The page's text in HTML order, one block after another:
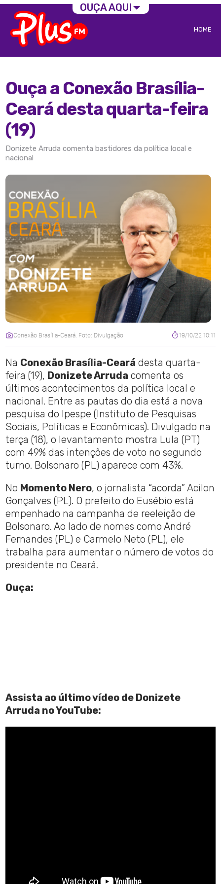
HOME
Ouça a Conexão Brasília-
Ceará desta quarta-feira
(19)
Donizete Arruda comenta bastidores da política local e
nacional
Conexão Brasília-Ceará. Foto: Divulgação 19/10/22 10:11
Na Conexão Brasília-Ceará desta quarta-
feira (19), Donizete Arruda comenta os
últimos acontecimentos da política local e
nacional. Entre as pautas do dia está a nova
pesquisa do Ipespe (Instituto de Pesquisas
Sociais, Políticas e Econômicas). Divulgado na
terça (18), o levantamento mostra Lula (PT)
com 49% das intenções de voto no segundo
turno. Bolsonaro (PL) aparece com 43%.
No Momento Nero, o jornalista “acorda” Acilon
Gonçalves (PL). O prefeito do Eusébio está
empenhado na campanha de reeleição de
Bolsonaro. Ao lado de nomes como André
Fernandes (PL) e Carmelo Neto (PL), ele
trabalha para aumentar o número de votos do
presidente no Ceará.
Ouça:
Assista ao último vídeo de Donizete
Arruda no YouTube:
OUÇA AQUI